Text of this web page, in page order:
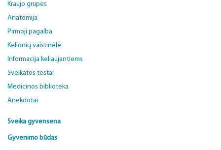
Kraujo grupės
Anatomija
Pirmoji pagalba
Kelionių vaistinėlė
Informacija keliaujantiems
Sveikatos testai
Medicinos biblioteka
Anekdotai
Sveika gyvensena
Gyvenimo būdas